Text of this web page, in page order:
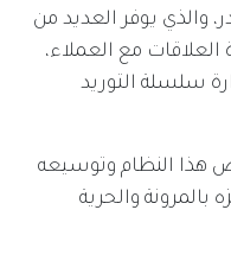
والذي يوفر العديد من
مع العملاء،
سلسلة التوريد
هذا النظام وتوسيعه
بالمرونة والحرية